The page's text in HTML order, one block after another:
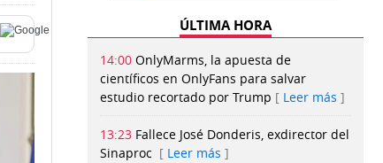
ÚLTIMA HORA
14:00 OnlyMarms, la apuesta de
científicos en OnlyFans para salvar
estudio recortado por Trump
Leer más
13:23 Fallece José Donderis, exdirector del
Sinaproc
Leer más